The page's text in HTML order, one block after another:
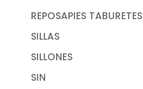
REPOSAPIES TABURETES
SILLAS
SILLONES
SIN